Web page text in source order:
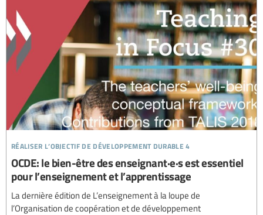
réaliser l’objectif de développement durable 4
OCDE: le bien-être des enseignant·e·s est essentiel
pour l’enseignement et l’apprentissage
La dernière édition de L’enseignement à la loupe de
l’Organisation de coopération et de développement